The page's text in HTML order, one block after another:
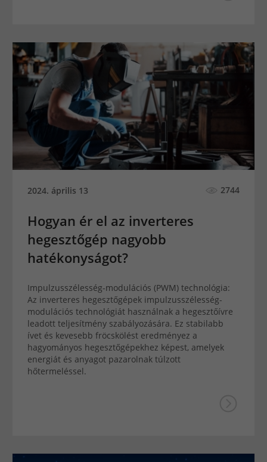
2024. április 13 2744
Hogyan ér el az inverteres
hegesztőgép nagyobb
hatékonyságot?
Impulzusszélesség-modulációs (PWM) technológia:
Az inverteres hegesztőgépek impulzusszélesség-
modulációs technológiát használnak a hegesztőívre
leadott teljesítmény szabályozására. Ez stabilabb
ívet és kevesebb fröcskölést eredményez a
hagyományos hegesztőgépekhez képest, amelyek
energiát és anyagot pazarolnak túlzott
hőtermeléssel.